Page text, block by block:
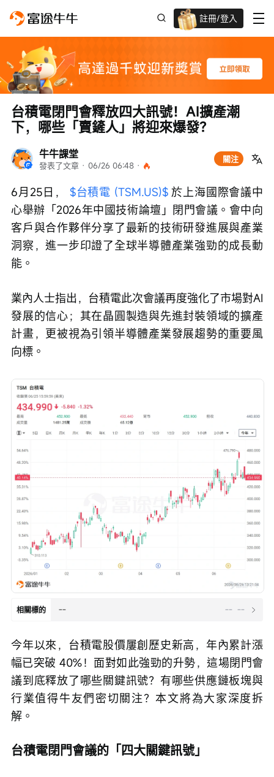
註冊/登入
迎新驚喜賞 股票/BTC等任你揀!
牛牛課堂
發表了文章 · 06/26 06:48 ·
關注
台積電閉門會釋放四大訊號！AI擴產潮
下，哪些「賣鏟人」將迎來爆發？
6月25日， $台積電 (TSM.US)$ 於上海國際會議中
心舉辦「2026年中國技術論壇」閉門會議。會中向
客戶與合作夥伴分享了最新的技術研發進展與產業
洞察，進一步印證了全球半導體產業強勁的成長動
能。
業內人士指出，台積電此次會議再度強化了市場對AI
發展的信心；其在晶圓製造與先進封裝領域的擴產
計畫，更被視為引領半導體產業發展趨勢的重要風
向標。
相關標的 -- -- --
今年以來，台積電股價屢創歷史新高，年內累計漲
幅已突破 40%！面對如此強勁的升勢，這場閉門會
議到底釋放了哪些關鍵訊號？有哪些供應鏈板塊與
行業值得牛友們密切關注？本文將為大家深度拆
解。
台積電閉門會議的「四大關鍵訊號」